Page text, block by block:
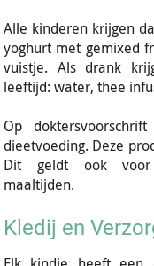
Alle kinderen krijgen
yoghurt met gemixed
vuistje. Als drank
leeftijd: water, thee
Op
dieetvoeding. Deze
Dit geldt ook voor
maaltijden.
Kledij en